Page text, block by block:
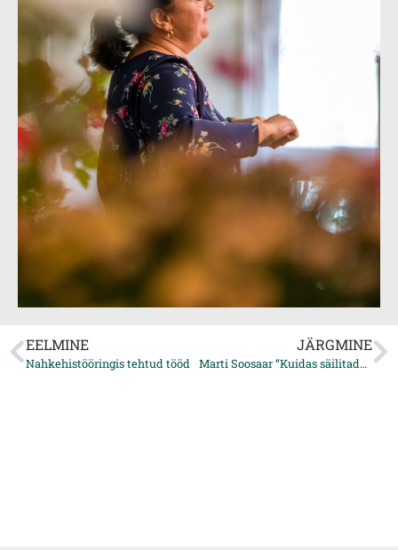
EELMINE
Nahkehistööringis tehtud tööd
JÄRGMINE
Marti Soosaar “Kuidas säilitada vaimne tippvorm”.